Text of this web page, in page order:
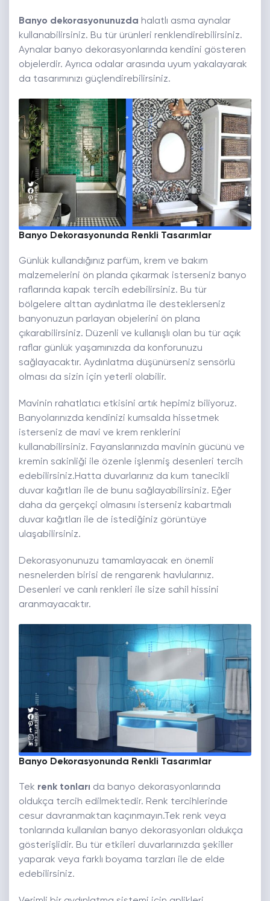
Banyo dekorasyonunuzda halatlı asma aynalar
kullanabilirsiniz. Bu tür ürünleri renklendirebilirsiniz.
Aynalar banyo dekorasyonlarında kendini gösteren
objelerdir. Ayrıca odalar arasında uyum yakalayarak
da tasarımınızı güçlendirebilirsiniz.
Banyo Dekorasyonunda Renkli Tasarımlar
Günlük kullandığınız parfüm, krem ve bakım
malzemelerini ön planda çıkarmak isterseniz banyo
raflarında kapak tercih edebilirsiniz. Bu tür
bölgelere alttan aydınlatma ile desteklerseniz
banyonuzun parlayan objelerini ön plana
çıkarabilirsiniz. Düzenli ve kullanışlı olan bu tür açık
raflar günlük yaşamınızda da konforunuzu
sağlayacaktır. Aydınlatma düşünürseniz sensörlü
olması da sizin için yeterli olabilir.
Mavinin rahatlatıcı etkisini artık hepimiz biliyoruz.
Banyolarınızda kendinizi kumsalda hissetmek
isterseniz de mavi ve krem renklerini
kullanabilirsiniz. Fayanslarınızda mavinin gücünü ve
kremin sakinliği ile özenle işlenmiş desenleri tercih
edebilirsiniz.Hatta duvarlarınız da kum tanecikli
duvar kağıtları ile de bunu sağlayabilirsiniz. Eğer
daha da gerçekçi olmasını isterseniz kabartmalı
duvar kağıtları ile de istediğiniz görüntüye
ulaşabilirsiniz.
Dekorasyonunuzu tamamlayacak en önemli
nesnelerden birisi de rengarenk havlularınız.
Desenleri ve canlı renkleri ile size sahil hissini
aranmayacaktır.
Banyo Dekorasyonunda Renkli Tasarımlar
Tek renk tonları da banyo dekorasyonlarında
oldukça tercih edilmektedir. Renk tercihlerinde
cesur davranmaktan kaçınmayın.Tek renk veya
tonlarında kullanılan banyo dekorasyonları oldukça
gösterişlidir. Bu tür etkileri duvarlarınızda şekiller
yaparak veya farklı boyama tarzları ile de elde
edebilirsiniz.